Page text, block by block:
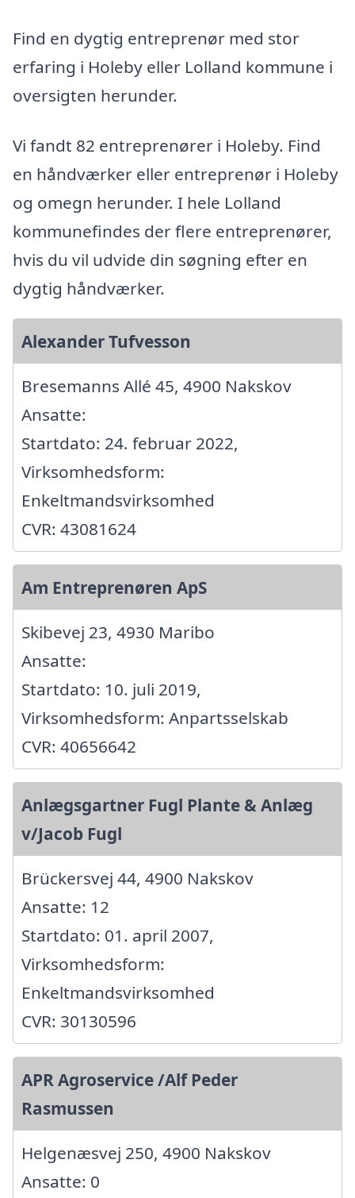
Find en dygtig entreprenør med stor
erfaring i Holeby eller Lolland kommune i
oversigten herunder.
Vi fandt 82 entreprenører i Holeby. Find
en håndværker eller entreprenør i Holeby
og omegn herunder. I hele Lolland
kommunefindes der flere entreprenører,
hvis du vil udvide din søgning efter en
dygtig håndværker.
Alexander Tufvesson
Bresemanns Allé 45, 4900 Nakskov
Ansatte:
Startdato: 24. februar 2022,
Virksomhedsform:
Enkeltmandsvirksomhed
CVR: 43081624
Am Entreprenøren ApS
Skibevej 23, 4930 Maribo
Ansatte:
Startdato: 10. juli 2019,
Virksomhedsform: Anpartsselskab
CVR: 40656642
Anlægsgartner Fugl Plante & Anlæg
v/Jacob Fugl
Brückersvej 44, 4900 Nakskov
Ansatte: 12
Startdato: 01. april 2007,
Virksomhedsform:
Enkeltmandsvirksomhed
CVR: 30130596
APR Agroservice /Alf Peder
Rasmussen
Helgenæsvej 250, 4900 Nakskov
Ansatte: 0